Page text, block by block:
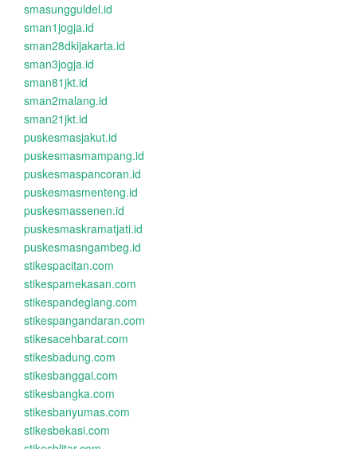
smasungguldel.id
sman1jogja.id
sman28dkijakarta.id
sman3jogja.id
sman81jkt.id
sman2malang.id
sman21jkt.id
puskesmasjakut.id
puskesmasmampang.id
puskesmaspancoran.id
puskesmasmenteng.id
puskesmassenen.id
puskesmaskramatjati.id
puskesmasngambeg.id
stikespacitan.com
stikespamekasan.com
stikespandeglang.com
stikespangandaran.com
stikesacehbarat.com
stikesbadung.com
stikesbanggai.com
stikesbangka.com
stikesbanyumas.com
stikesbekasi.com